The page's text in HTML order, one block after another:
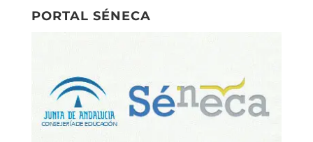
PORTAL SÉNECA